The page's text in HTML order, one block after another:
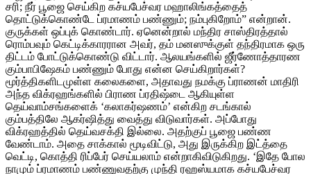
சரி; நீர் பூஜை செய்கிற கச்யபேச்வர மஹாலிங்கத்தைத்
தொட்டுக்கொண்டே ப்ரமாணம் பண்ணும்; நம்புகிறோம்” என்றான்.
குருக்கள் ஒப்புக் கொண்டார். ஏனென்றால் மந்திர சாஸ்திரத்தால்
ரொம்பவும் கெட்டிக்காரரான அவர், தம் மனஸுக்குள் தந்திரமாக ஒரு
திட்டம் போட்டுக்கொண்டு விட்டார். ஆலயங்களில் ஜீர்ணோத்தாரண
கும்பாபிஷேகம் பண்ணும் போது என்ன செய்கிறார்கள்?
மூர்த்திகளிடமுள்ள கலைகளை, அதாவது நமக்கு ப்ராணன் மாதிரி
அந்த விக்ரஹங்களில் பிராண ப்ரதிஷ்டை ஆகியுள்ள
தெய்வாம்சங்களைக் ‘கலாகர்ஷணம்’ என்கிற சடங்கால்
கும்பத்திலே ஆகர்ஷித்து வைத்து விடுவார்கள். அப்போது
விக்ரஹத்தில் தெய்வசக்தி இல்லை. அதற்குப் பூஜை பண்ண
வேண்டாம். அதை சாக்கால் மூடிவிட்டு, அது இருக்கிற இட்த்தை
வெட்டி, கொத்தி ரிப்பேர் செய்யலாம் என்றாகிவிடுகிறது. ‘இதே போல
நாமும் ப்ரமாணம் பண்ணுவதற்கு முந்தி ரஹஸ்யமாக கச்யபேச்வர